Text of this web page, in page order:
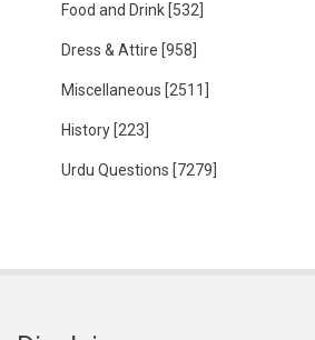
Food and Drink [532]
Dress & Attire [958]
Miscellaneous [2511]
History [223]
Urdu Questions [7279]